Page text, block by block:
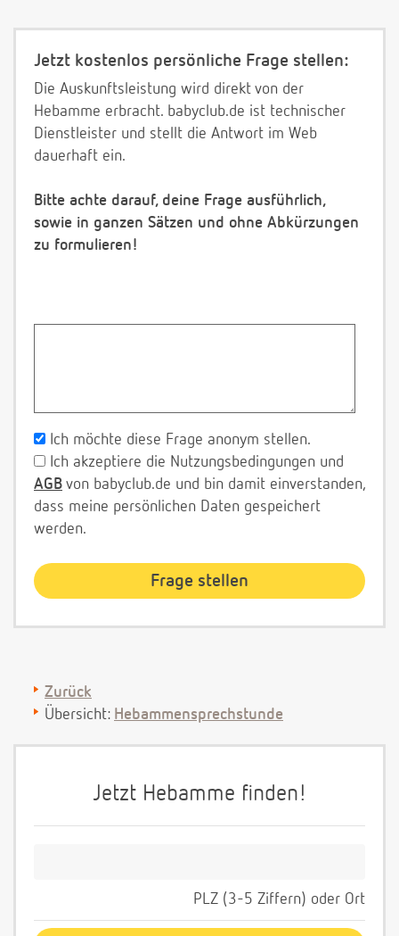
Jetzt kostenlos persönliche Frage stellen:
Die Auskunftsleistung wird direkt von der
Hebamme erbracht. babyclub.de ist technischer
Dienstleister und stellt die Antwort im Web
dauerhaft ein.
Bitte achte darauf, deine Frage ausführlich,
sowie in ganzen Sätzen und ohne Abkürzungen
zu formulieren!
Ich möchte diese Frage anonym stellen.
Ich akzeptiere die Nutzungsbedingungen und
AGB von babyclub.de und bin damit einverstanden,
dass meine persönlichen Daten gespeichert
werden.
Zurück
Übersicht: Hebammensprechstunde
Jetzt Hebamme finden!
PLZ (3-5 Ziffern) oder Ort